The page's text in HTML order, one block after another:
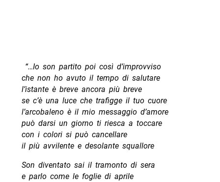
“…Io son partito poi così d’improvviso
che non ho avuto il tempo di salutare
l’istante è breve ancora più breve
se c’è una luce che trafigge il tuo cuore
l’arcobaleno è il mio messaggio d’amore
può darsi un giorno ti riesca a toccare
con i colori si può cancellare
il più avvilente e desolante squallore
Son diventato sai il tramonto di sera
e parlo come le foglie di aprile